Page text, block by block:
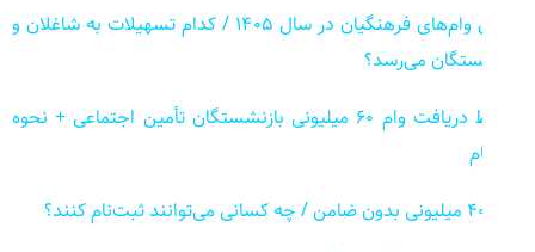
جدول وام‌های فرهنگیان در سال ۱۴۰۵ / کدام تسهیلات به شاغلان و
می‌رسد؟
شرایط دریافت وام ۶۰ میلیونی بازنشستگان تأمین اجتماعی + نحوه